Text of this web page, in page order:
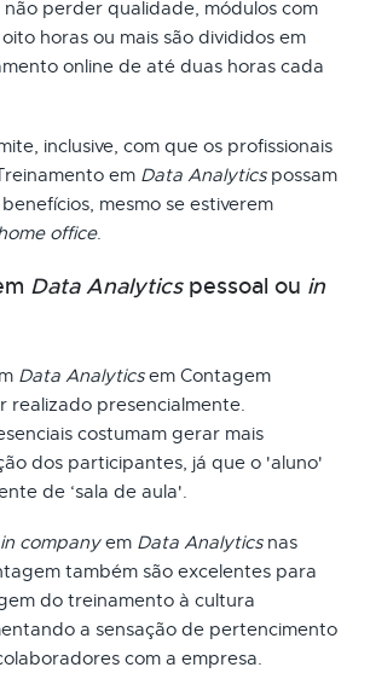
não perder qualidade, módulos com
horas ou mais são divididos em
online de até duas horas cada
inclusive, com que os profissionais
em Data Analyticspossam
mesmo se estiverem
office.
Data Analyticspessoal ou in
Data Analyticsem Contagem
realizado presencialmente.
costumam gerar mais
dos participantes, já que o 'aluno'
de ‘sala de aula'.
in companyem Data Analyticsnas
também são excelentes para
do treinamento à cultura
a sensação de pertencimento
com a empresa.